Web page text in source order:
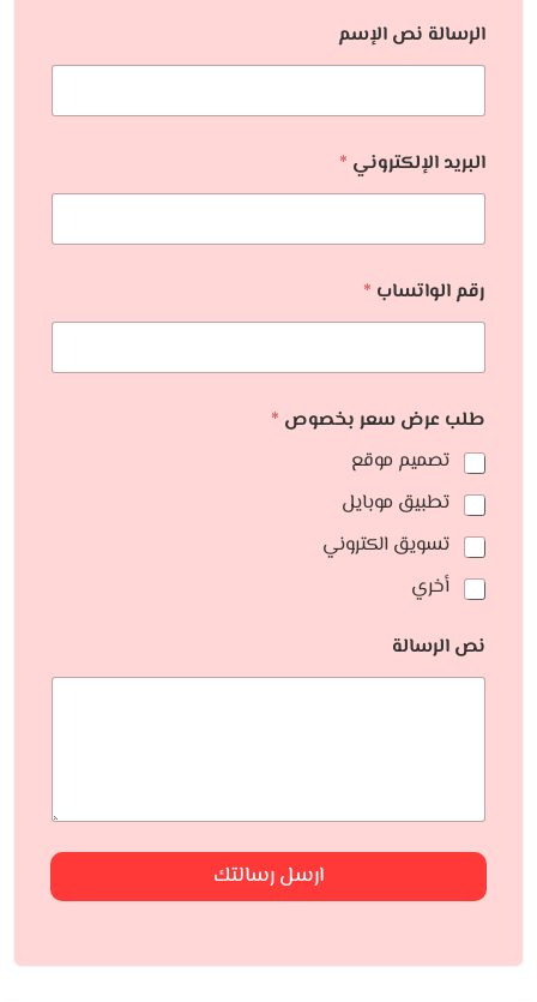
الرسالة نص الإسم
البريد الإلكتروني *
رقم الواتساب *
طلب عرض سعر بخصوص *
تصميم موقع
تطبيق موبايل
تسويق الكتروني
أخري
نص الرسالة
ارسل رسالتك